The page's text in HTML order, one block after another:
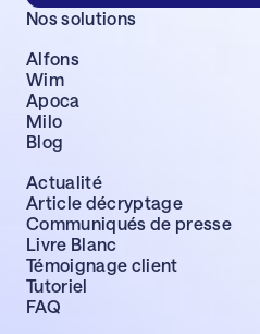
Nos solutions
Alfons
Wim
Apoca
Milo
Blog
Actualité
Article décryptage
Communiqués de presse
Livre Blanc
Témoignage client
Tutoriel
FAQ